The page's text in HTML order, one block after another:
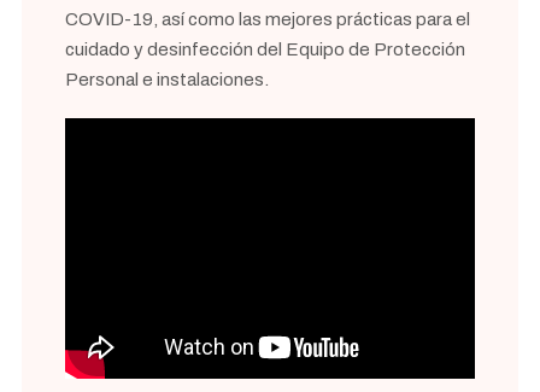
COVID-19, así como las mejores prácticas para el
cuidado y desinfección del Equipo de Protección
Personal e instalaciones.